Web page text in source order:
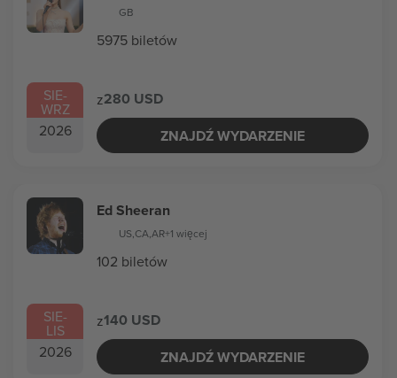
SIE-
WRZ
2026
GB
5975 biletów
z280 USD
ZNAJDŹ WYDARZENIE
SIE-
LIS
2026
Ed Sheeran
US,CA,AR+1 więcej
102 biletów
z140 USD
ZNAJDŹ WYDARZENIE